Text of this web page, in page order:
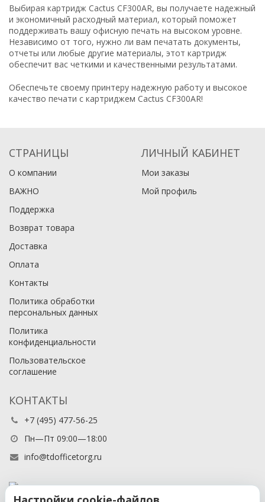
Выбирая картридж Cactus CF300AR, вы получаете надежный
и экономичный расходный материал, который поможет
поддерживать вашу офисную печать на высоком уровне.
Независимо от того, нужно ли вам печатать документы,
отчеты или любые другие материалы, этот картридж
обеспечит вас четкими и качественными результатами.
Обеспечьте своему принтеру надежную работу и высокое
качество печати с картриджем Cactus CF300AR!
СТРАНИЦЫ
О компании
ВАЖНО
Поддержка
Возврат товара
Доставка
Оплата
Контакты
Политика обработки
персональных данных
Политика
конфиденциальности
Пользовательское
соглашение
ЛИЧНЫЙ КАБИНЕТ
Мои заказы
Мой профиль
КОНТАКТЫ
+7 (495) 477-56-25
Пн—Пт 09:00—18:00
info@tdofficetorg.ru